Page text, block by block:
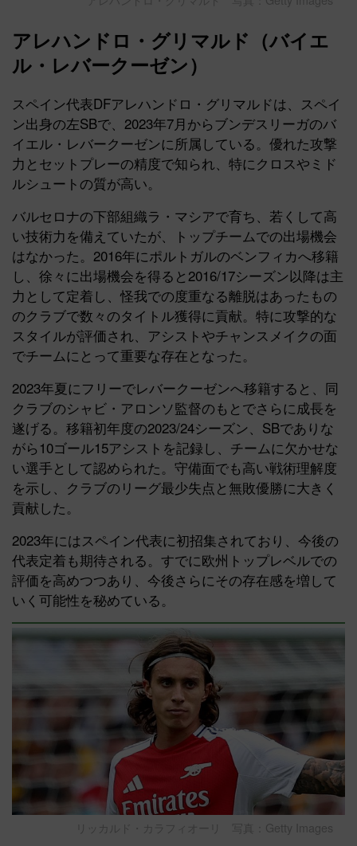
アレハンドロ・グリマルド（バイエ
ル・レバークーゼン）
スペイン代表DFアレハンドロ・グリマルドは、スペイ
ン出身の左SBで、2023年7月からブンデスリーガのバ
イエル・レバークーゼンに所属している。優れた攻撃
力とセットプレーの精度で知られ、特にクロスやミド
ルシュートの質が高い。
バルセロナの下部組織ラ・マシアで育ち、若くして高
い技術力を備えていたが、トップチームでの出場機会
はなかった。2016年にポルトガルのベンフィカへ移籍
し、徐々に出場機会を得ると2016/17シーズン以降は主
力として定着し、怪我での度重なる離脱はあったもの
のクラブで数々のタイトル獲得に貢献。特に攻撃的な
スタイルが評価され、アシストやチャンスメイクの面
でチームにとって重要な存在となった。
2023年夏にフリーでレバークーゼンへ移籍すると、同
クラブのシャビ・アロンソ監督のもとでさらに成長を
遂げる。移籍初年度の2023/24シーズン、SBでありな
がら10ゴール15アシストを記録し、チームに欠かせな
い選手として認められた。守備面でも高い戦術理解度
を示し、クラブのリーグ最少失点と無敗優勝に大きく
貢献した。
2023年にはスペイン代表に初招集されており、今後の
代表定着も期待される。すでに欧州トップレベルでの
評価を高めつつあり、今後さらにその存在感を増して
いく可能性を秘めている。
リッカルド・カラフィオーリ 写真：Getty Images